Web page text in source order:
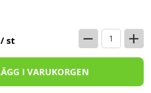
/ st − +